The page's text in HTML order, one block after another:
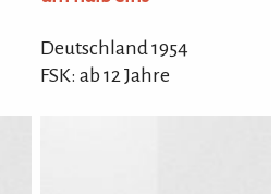
Deutschland 1954
FSK: ab 12 Jahre